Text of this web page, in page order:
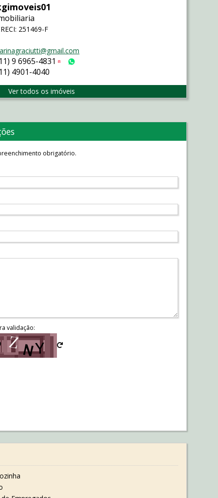
251469-F
9 6965-4831 Tim
4901-4040
Ver todos os imóveis
obrigatório.
validação: